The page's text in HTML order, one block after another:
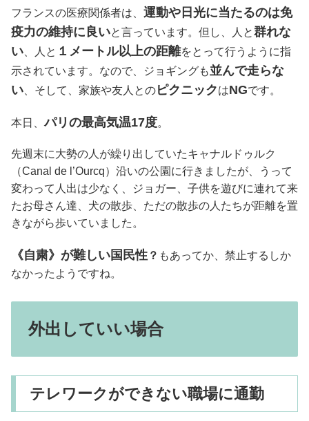
フランスの医療関係者は、 運動や日光に当たるのは免
疫力の維持に良いと言っています。但し、人と群れな
い
人と １メートル以上の距離をとって行うように指
示されています。なので、ジョギングも並んで走らな
い 、そして、家族や友人とのピクニックはNGです。
本日、パリの最高気温17度。
先週末に大勢の人が繰り出していたキャナルドゥルク
（Canal de l’Ourcq）沿いの公園に行きましたが、うって
変わって人出は少なく、ジョガー、子供を遊びに連れて来
たお母さん達、犬の散歩、ただの散歩の人たちが距離を置
きながら歩いていました。
《自粛》が難しい国民性 ？ もあってか、禁止するしか
なかったようですね。
外出していい場合
テレワークができない職場に通勤